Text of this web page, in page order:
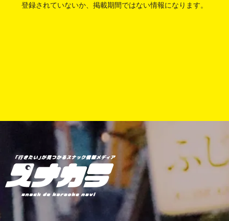
登録されていないか、掲載期間ではない情報になります。